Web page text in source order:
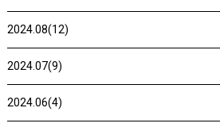
2024.08(12)
2024.07(9)
2024.06(4)